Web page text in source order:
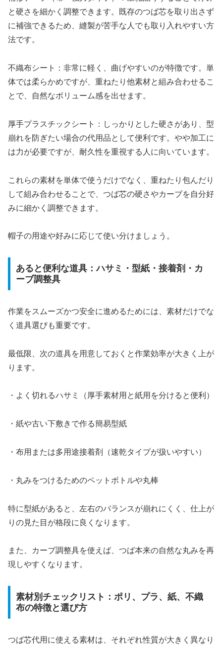
と硬さを細かく調整できます。既存のつば芯を取り出さず
に補強できるため、縫製が苦手な人でも取り入れやすい方
法です。
不織布シート：非常に軽く、曲げやすいのが特徴です。単
体では柔らかめですが、重ねたり他素材と組み合わせるこ
とで、自然なボリューム感を出せます。
厚手プラスチックシート：しっかりとした硬さがあり、型
崩れを防ぎたい場合の代用品として便利です。やや加工に
は力が必要ですが、耐久性を重視する人に向いています。
これらの素材を単体で使うだけでなく、重ねたり包んだり
して組み合わせることで、つば芯の硬さやカーブを自分好
みに細かく調整できます。
帽子の用途や好みに応じて使い分けましょう。
あると便利な道具：ハサミ・型紙・接着剤・カ
ーブ調整具
作業をスムーズかつ安全に進めるためには、素材だけでな
く道具選びも重要です。
最低限、次の道具を用意しておくと作業効率が大きく上が
ります。
・よく切れるハサミ（厚手素材用と紙用を分けると便利）
・紙や古い下敷きで作る簡易型紙
・布用または多用途接着剤（速乾タイプが扱いやすい）
・丸みをつけるためのペットボトルや丸棒
特に型紙があると、左右のバランスが崩れにくく、仕上が
りの見た目が格段に良くなります。
また、カーブ調整具を使えば、つば本来の自然な丸みを再
現しやすくなります。
素材別チェックリスト：ポリ、プラ、紙、不織
布の特徴と選び方
つば芯代用に使える素材は、それぞれ性質が大きく異なり